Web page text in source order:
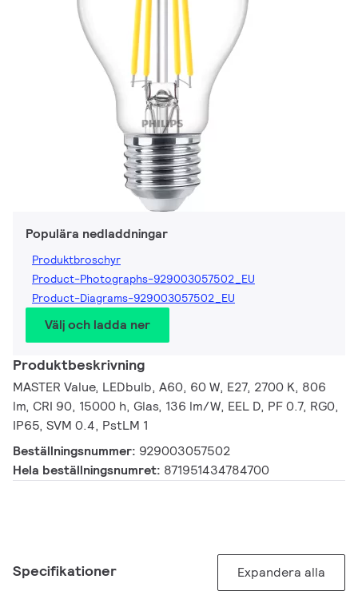
Populära nedladdningar
Produktbroschyr
Product-Photographs-929003057502_EU
Product-Diagrams-929003057502_EU
Välj och ladda ner
Produktbeskrivning
MASTER Value, LEDbulb, A60, 60 W, E27, 2700 K, 806
lm, CRI 90, 15000 h, Glas, 136 lm/W, EEL D, PF 0.7, RG0,
IP65, SVM 0.4, PstLM 1
Beställningsnummer: 929003057502
Hela beställningsnumret: 871951434784700
Specifikationer Expandera alla